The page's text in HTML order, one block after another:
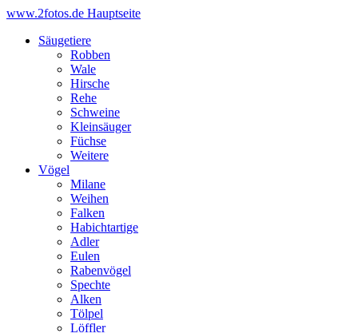
www.2fotos.de Hauptseite
Säugetiere
Robben
Wale
Hirsche
Rehe
Schweine
Kleinsäuger
Füchse
Weitere
Vögel
Milane
Weihen
Falken
Habichtartige
Adler
Eulen
Rabenvögel
Spechte
Alken
Tölpel
Löffler